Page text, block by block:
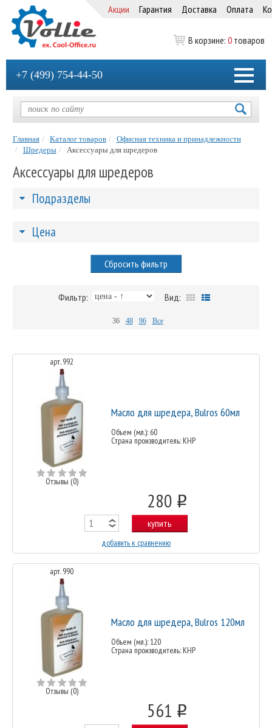
Акции Гарантия Доставка Оплата
В корзине: 0 товаров
+7 (499) 754-44-50
Главная Каталог товаров
Офисная техника и принадлежности
Шредеры
Аксессуары для шредеров
Аксессуары для шредеров
Подразделы
Цена
Сбросить фильтр
Фильтр: Вид:
36 48 96 Все
арт. 992
Отзывы (0)
Масло для шредера, Bulros 60мл
Объем (мл.): 60
Страна производитель: КНР
280 o
купить
добавить к сравнению
арт. 990
Отзывы (0)
Масло для шредера, Bulros 120мл
Объем (мл.): 120
Страна производитель: КНР
561 o